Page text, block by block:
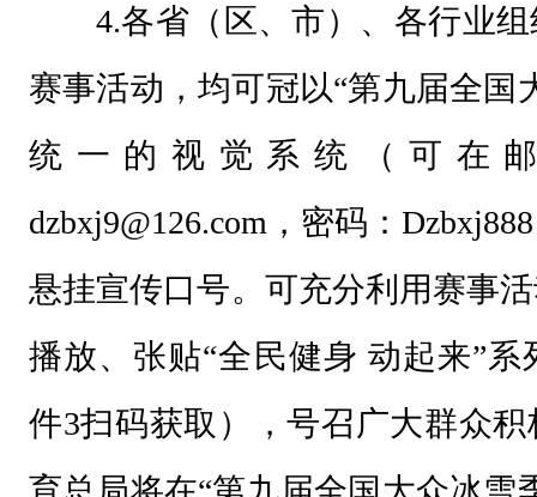
4.各省（区、市）、各行业
赛事活动，均可冠以“第九届全国
统一的视觉系统（可在
dzbxj9@126.com，密码：
悬挂宣传口号。可充分利用赛事
播放、张贴“全民健身 动起来”
件3扫码获取），号召广大群众